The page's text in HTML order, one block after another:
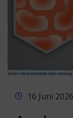
16 Juni 2026